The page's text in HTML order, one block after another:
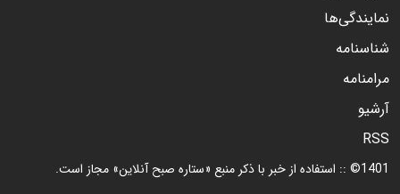
نمایندگی‌ها
شناسنامه
مرامنامه
آرشیو
RSS
1401© :: استفاده از خبر با ذکر منبع «ستاره صبح آنلاین» مجاز است.